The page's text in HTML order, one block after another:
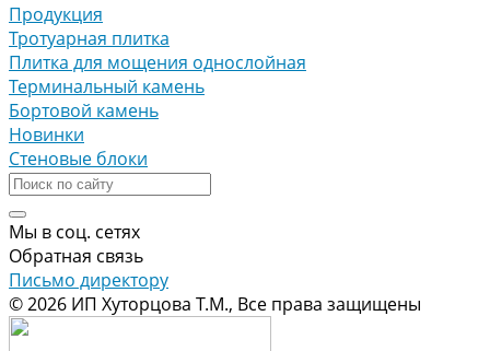
Продукция
Тротуарная плитка
Плитка для мощения однослойная
Терминальный камень
Бортовой камень
Новинки
Стеновые блоки
Мы в соц. сетях
Обратная связь
Письмо директору
© 2026 ИП Хуторцова Т.М., Все права защищены